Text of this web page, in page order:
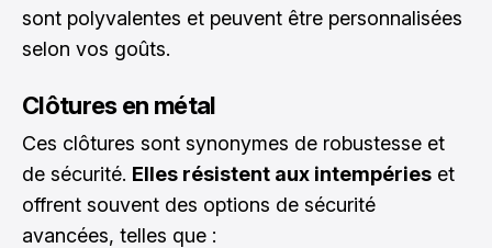
sont polyvalentes et peuvent être personnalisées
selon vos goûts.
Clôtures en métal
Ces clôtures sont synonymes de robustesse et
de sécurité. Elles résistent aux intempéries et
offrent souvent des options de sécurité
avancées, telles que :